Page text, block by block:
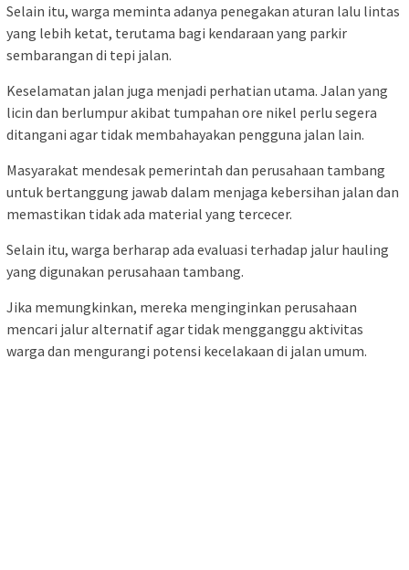
Selain itu, warga meminta adanya penegakan aturan lalu lintas
yang lebih ketat, terutama bagi kendaraan yang parkir
sembarangan di tepi jalan.
Keselamatan jalan juga menjadi perhatian utama. Jalan yang
licin dan berlumpur akibat tumpahan ore nikel perlu segera
ditangani agar tidak membahayakan pengguna jalan lain.
Masyarakat mendesak pemerintah dan perusahaan tambang
untuk bertanggung jawab dalam menjaga kebersihan jalan dan
memastikan tidak ada material yang tercecer.
Selain itu, warga berharap ada evaluasi terhadap jalur hauling
yang digunakan perusahaan tambang.
Jika memungkinkan, mereka menginginkan perusahaan
mencari jalur alternatif agar tidak mengganggu aktivitas
warga dan mengurangi potensi kecelakaan di jalan umum.